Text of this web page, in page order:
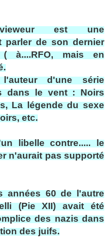
est une
parler de son dernier
à....RFO, mais en
d'une série
dans le vent : Noirs
La légende du sexe
etc.
libelle contre..... le
n'aurait pas supporté
années 60 de l'autre
(Pie XII) avait été
des nazis dans
des juifs.